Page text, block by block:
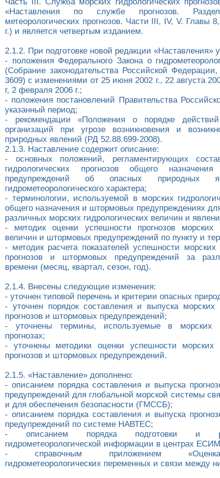
«Наставления по службе прогнозов.
метеорологических прогнозов. Части III, IV, V. Главы
г.) и является четвертым изданием.
2.1.2. При подготовке новой редакции «Наставления»
- положения Федерального Закона о
(Собрание законодательства Российской
3609) с изменениями от 25 июня 2002 г., 22 августа
г, 2 февраля 2006 г.;
- положения постановлений Правительства
указанный период;
- рекомендации «Положения о порядке
организаций при угрозе возникновения и
природных явлений (РД 52.88.699-2008).
2.1.3. Наставление содержит описание:
- основных положений, регламентирующих
гидрологических прогнозов общего
предупреждений об опасных природных
гидрометеорологического характера;
- терминологии, используемой в морских
общего назначения и штормовых предупреждениях
различных морских гидрологических величин и
- методик оценки успешности прогнозов морских
величин и штормовых предупреждений по пункту и
- методик расчета показателей успешности морских
прогнозов и штормовых предупреждений за
времени (месяц, квартал, сезон, год).
2.1.4. Внесены следующие изменения:
- уточнен типовой перечень и критерии опасных
- уточнен порядок составления и выпуска морских
прогнозов и штормовых предупреждений;
- уточнены термины, используемые в морских
прогнозах;
- уточнены методики оценки успешности морских
прогнозов и штормовых предупреждений.
2.1.5. «Наставление» дополнено:
- описанием порядка составления и выпуска
предупреждений для глобальной морской системы
и для обеспечения безопасности (ГМССБ);
- описанием порядка составления и выпуска
предупреждений по системе НАВТЕС;
- описанием порядка подготовки и
гидрометеорологической информации в центрах
- справочным приложением
гидрометеорологических переменных и связи между